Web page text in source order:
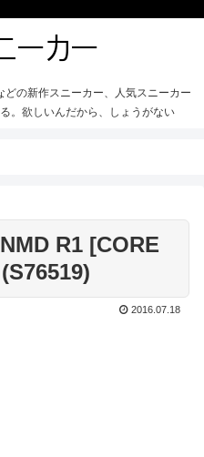
の新作スニーカー、人気スニーカー
。欲しいんだから、しょうがない
R1 [CORE
2016.07.18